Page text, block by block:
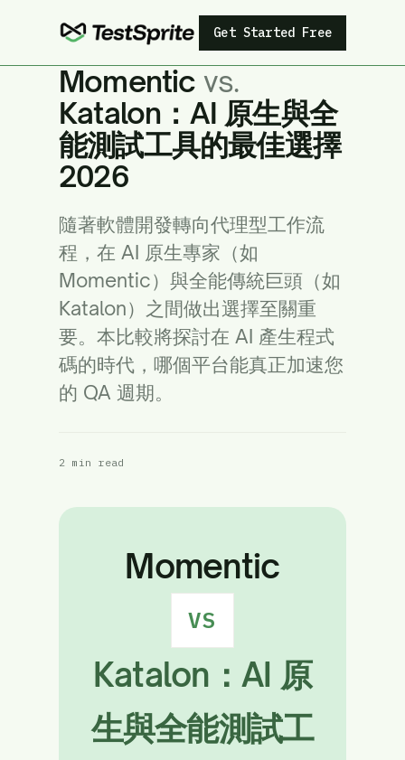
Get Started Free
Momentic vs.
Katalon：AI 原生與全
能測試工具的最佳選擇
2026
隨著軟體開發轉向代理型工作流
程，在 AI 原生專家（如
Momentic）與全能傳統巨頭（如
Katalon）之間做出選擇至關重
要。本比較將探討在 AI 產生程式
碼的時代，哪個平台能真正加速您
的 QA 週期。
2 min read
Momentic
VS
Katalon：AI 原
生與全能測試工